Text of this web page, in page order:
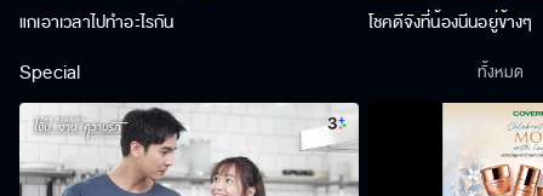
แกเอาเวลาไปทำอะไรกัน โชคดีจังที่น้องนีนอยู่ข้างๆ
Special ทั้งหมด